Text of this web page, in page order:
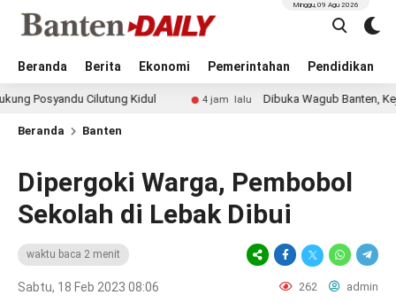
Beranda Berita Ekonomi Pemerintahan Pendidikan
Minggu, 09 Agu 2026
Cilutung Kidul 4 jam lalu Dibuka Wagub Banten, Kejurprov
Beranda Banten
Dipergoki Warga, Pembobol
Sekolah di Lebak Dibui
waktu baca 2 menit
Sabtu, 18 Feb 2023 08:06 262 admin